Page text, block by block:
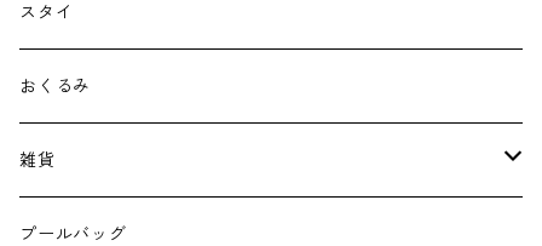
スタイ
おくるみ
雑貨
エコバッグ
プールバッグ